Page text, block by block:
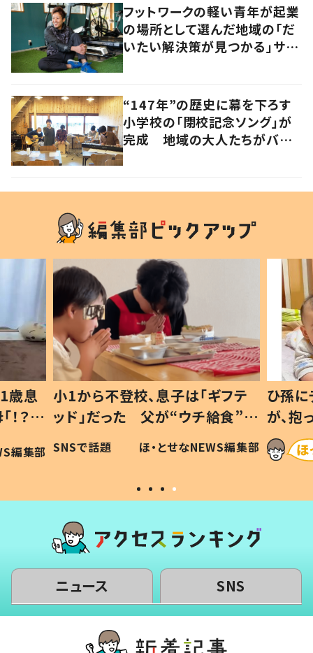
フットワークの軽い青年が起業
の場所として選んだ地域の「だ
いたい解決策が見つかる」サイ
“147年”の歴史に幕を下ろす
小学校の「閉校記念ソング」が
完成 地域の大人たちがバン
歳息
？」
編集部
小1から不登校、息子は「ギフテ
ッド」だった 父が“ウチ給食”を
作り続ける理由とは #令和の親
#令和の子
SNSで話題 ほ・とせなNEWS編集部
ひ孫
が、
「涙が
い」
ニュース SNS